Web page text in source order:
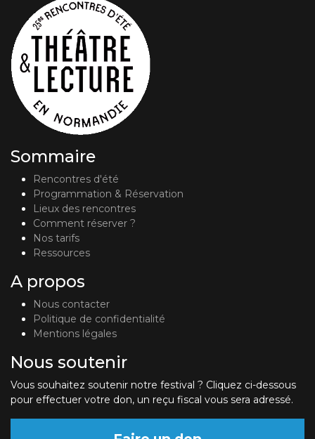
Sommaire
Rencontres d'été
Programmation & Réservation
Lieux des rencontres
Comment réserver ?
Nos tarifs
Ressources
A propos
Nous contacter
Politique de confidentialité
Mentions légales
Nous soutenir
Vous souhaitez soutenir notre festival ? Cliquez ci-dessous
pour effectuer votre don, un reçu fiscal vous sera adressé.